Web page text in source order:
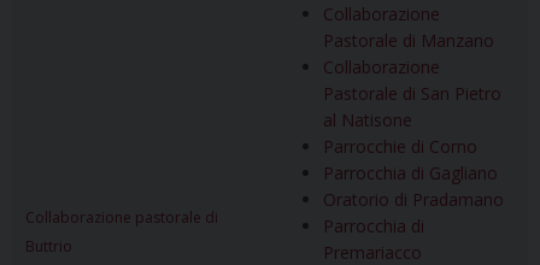
Collaborazione pastorale di
Buttrio
Collaborazione
Pastorale di Manzano
Collaborazione
Pastorale di San Pietro
al Natisone
Parrocchie di Corno
Parrocchia di Gagliano
Oratorio di Pradamano
Parrocchia di
Premariacco